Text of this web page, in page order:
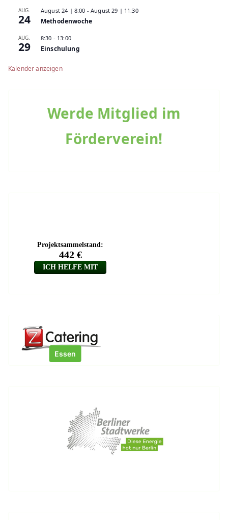
AUG.
24
August 24 | 8:00 -August 29 | 11:30
Methodenwoche
AUG.
29
8:30 - 13:00
Einschulung
Kalender anzeigen
Werde Mitglied im
Förderverein!
Essen